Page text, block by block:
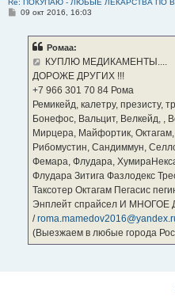
Re: ПОКУПАЮ - ЛЮБЫЕ ЛЕКАРСТВА ПО
С09 окт 2016, 16:03
Ромаа:
КУПЛЮ МЕДИКАМЕНТЫ....
ДОРОЖЕ ДРУГИХ !!!
‪+7 966 301 70 84‬ Рома
Ремикейд, калетру, презисту,
Бонефос, Вальцит, Велкейд, ,
Мирцера, Майфортик,
Рибомустин, Сандиммун,
Фемара, Флудара,
Флудара Зитига Фазлодекс
Таксотер Октагам Пегасис
Энплейт спрайсел И
/
(Выезжаем в любые города